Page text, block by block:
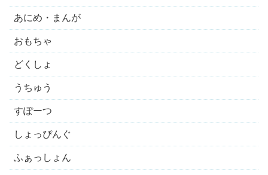
あにめ・まんが
おもちゃ
どくしょ
うちゅう
すぽーつ
しょっぴんぐ
ふぁっしょん